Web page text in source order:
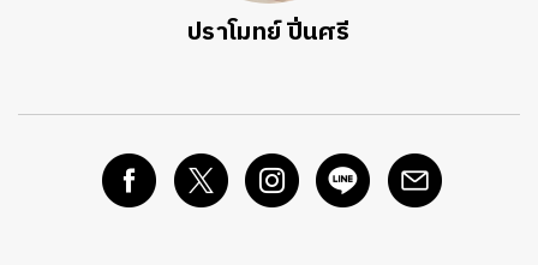
ปราโมทย์ ปิ่นศรี